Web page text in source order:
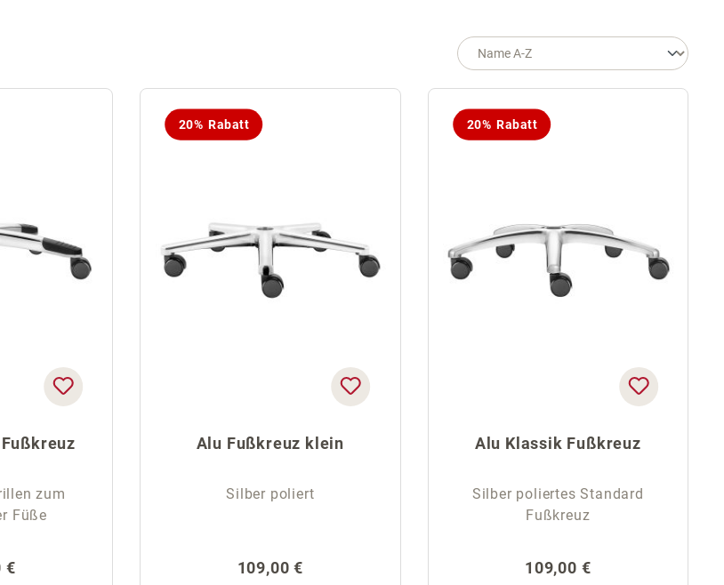
zum
Füße
Preis:
€
20% Rabatt
Alu Fußkreuz klein
Silber poliert
Regulärer Preis:
109,00 €
20% Rabatt
Alu Klassik Fußkreuz
Silber poliertes Standard
Fußkreuz
Regulärer Preis:
109,00 €